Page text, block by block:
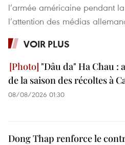
l’armée américaine pendant
l’attention des médias
VOIR PLUS
"Dâu da" Ha Chau :
de la saison des récoltes à
08/08/2026 01:30
Dong Thap renforce le